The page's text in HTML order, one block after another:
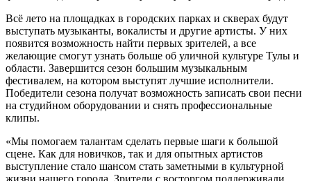
Всё лето на площадках в городских парках и скверах будут
выступать музыканты, вокалисты и другие артисты. У них
появится возможность найти первых зрителей, а все
желающие смогут узнать больше об уличной культуре Тулы и
области. Завершится сезон большим музыкальным
фестивалем, на котором выступят лучшие исполнители.
Победители сезона получат возможность записать свои песни
на студийном оборудовании и снять профессиональные
клипы.
«Мы помогаем талантам сделать первые шаги к большой
сцене. Как для новичков, так и для опытных артистов
выступление стало шансом стать заметными в культурной